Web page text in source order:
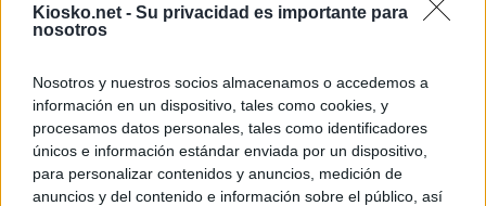
Kiosko.net - Su privacidad es importante para
nosotros
Nosotros y nuestros socios almacenamos o accedemos a
información en un dispositivo, tales como cookies, y
procesamos datos personales, tales como identificadores
únicos e información estándar enviada por un dispositivo,
para personalizar contenidos y anuncios, medición de
anuncios y del contenido e información sobre el público, así